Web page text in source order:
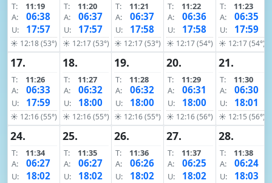
T:
11:19
A:
06:38
U: 17:57
☀ 12:18 (53°)
T:
11:20
A:
06:37
U: 17:57
☀ 12:17 (53°)
T:
11:21
A:
06:37
U: 17:58
☀ 12:17 (53°)
T:
11:22
A:
06:36
U: 17:58
☀ 12:17 (54°)
T:
11:23
A:
06:35
U: 17:59
☀ 12:17 (54°)
17.
T:
11:26
A:
06:33
U: 17:59
☀ 12:16 (55°)
18.
T:
11:27
A:
06:32
U: 18:00
☀ 12:16 (55°)
19.
T:
11:28
A:
06:32
U: 18:00
☀ 12:16 (55°)
20.
T:
11:29
A:
06:31
U: 18:00
☀ 12:16 (56°)
21.
T:
11:30
A:
06:30
U: 18:01
☀ 12:15 (56°)
24.
T:
11:34
A:
06:27
U: 18:02
25.
T:
11:35
A:
06:27
U: 18:02
26.
T:
11:36
A:
06:26
U: 18:02
27.
T:
11:37
A:
06:25
U: 18:02
28.
T:
11:38
A:
06:24
U: 18:03